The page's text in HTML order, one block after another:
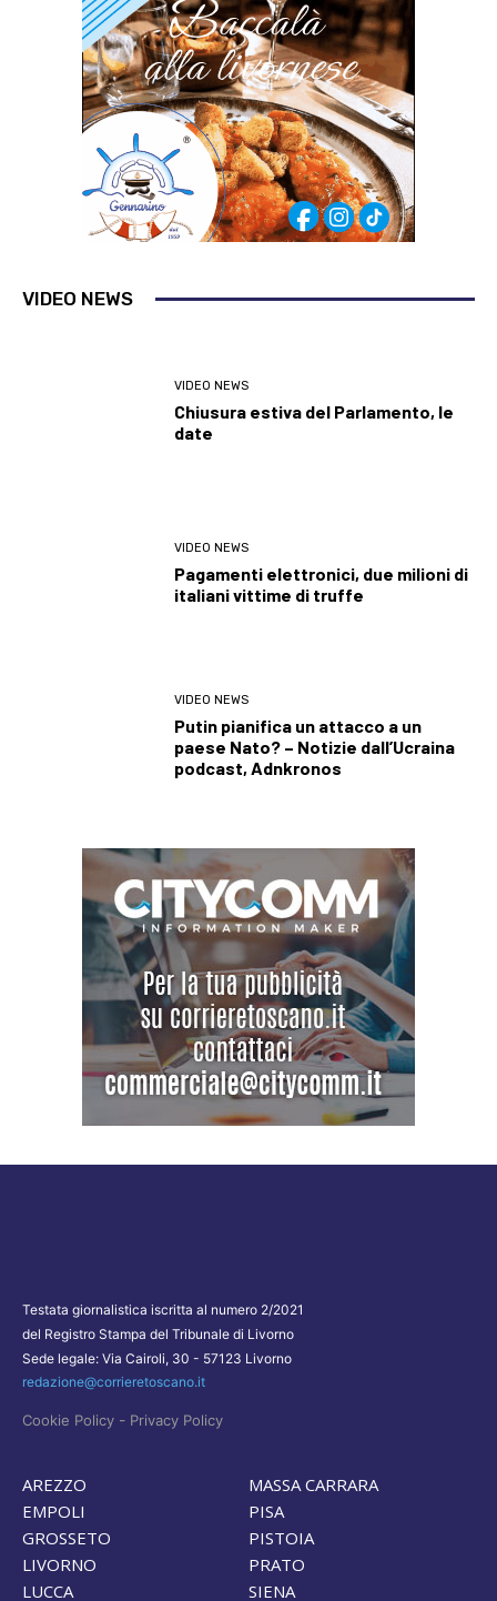
VIDEO NEWS
VIDEO NEWS
Chiusura estiva del Parlamento, le
date
VIDEO NEWS
Pagamenti elettronici, due milioni di
italiani vittime di truffe
VIDEO NEWS
Putin pianifica un attacco a un
paese Nato? – Notizie dall’Ucraina
podcast, Adnkronos
Testata giornalistica iscritta al numero 2/2021
del Registro Stampa del Tribunale di Livorno
Sede legale: Via Cairoli, 30 - 57123 Livorno
redazione@corrieretoscano.it
Cookie Policy - Privacy Policy
AREZZO
EMPOLI
GROSSETO
LIVORNO
LUCCA
MASSA CARRARA
PISA
PISTOIA
PRATO
SIENA